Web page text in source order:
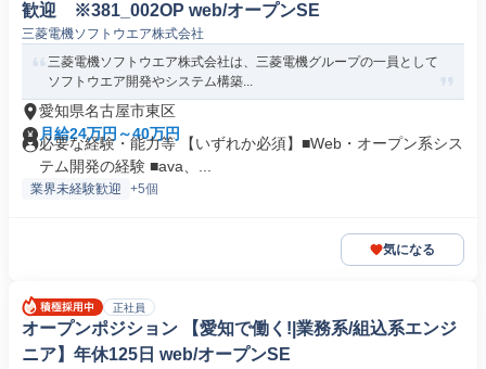
歓迎 ※381_002OP web/オープンSE
三菱電機ソフトウエア株式会社
三菱電機ソフトウエア株式会社は、三菱電機グループの一員として
ソフトウエア開発やシステム構築...
愛知県名古屋市東区
月給24万円～40万円
必要な経験・能力等 【いずれか必須】■Web・オープン系シス
テム開発の経験 ■ava、...
業界未経験歓迎 +5個
気になる
正社員
オープンポジション 【愛知で働く!|業務系/組込系エンジ
ニア】年休125日 web/オープンSE